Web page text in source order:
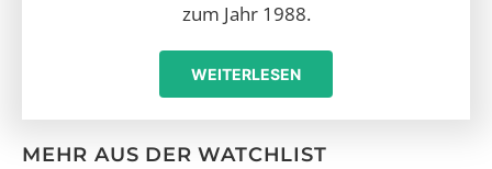
zum Jahr 1988.
WEITERLESEN
MEHR AUS DER WATCHLIST